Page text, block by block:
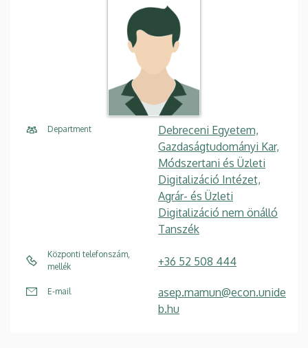
Department
Debreceni Egyetem,
Gazdaságtudományi Kar,
Módszertani és Üzleti
Digitalizáció Intézet,
Agrár- és Üzleti
Digitalizáció nem önálló
Tanszék
Központi telefonszám,
mellék
+36 52 508 444
E-mail
asep.mamun@econ.unide
b.hu